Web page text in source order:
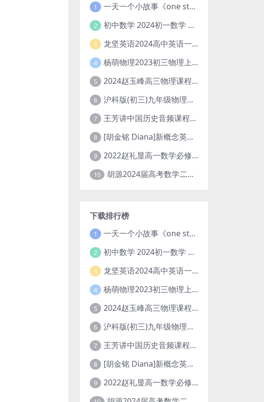
1 一天一个小故事《one story a day》初中版 百度网盘分享下载
2 初中数学 2024初一数学 朱韬数学 S班春季下 A+班春季下 百度云网盘
3 龙坚英语2024高中英语一轮系统班(全国卷+北京卷)
4 杨萌物理2023初三物理上秋季A+班(视频+讲义) 百度网盘分享
5 2024赵玉峰高三物理课程24年高考物理一轮复习网课教程
6 沪科版(初三)九年级物理全一册网课教学视频全集(录播版 杜春雨 66讲)
7 王芳讲中国历史音频课程全集(上下五千年)
8 [胡金铭 Diana]新概念英语第1册教学视频课程(全集 百度网盘下载)
9 2022赵礼显高一数学必修一课程视频资源(秋季班 含讲义)百度网盘云
10 胡源2024届高考数学二轮寒假春季精讲 百度网盘分享
下载排行榜
1 一天一个小故事《one story a day》初中版 百度网盘分享下载
2 初中数学 2024初一数学 朱韬数学 S班春季下 A+班春季下 百度云网盘
3 龙坚英语2024高中英语一轮系统班(全国卷+北京卷)
4 杨萌物理2023初三物理上秋季A+班(视频+讲义) 百度网盘分享
5 2024赵玉峰高三物理课程24年高考物理一轮复习网课教程
6 沪科版(初三)九年级物理全一册网课教学视频全集(录播版 杜春雨 66讲)
7 王芳讲中国历史音频课程全集(上下五千年)
8 [胡金铭 Diana]新概念英语第1册教学视频课程(全集 百度网盘下载)
9 2022赵礼显高一数学必修一课程视频资源(秋季班 含讲义)百度网盘云